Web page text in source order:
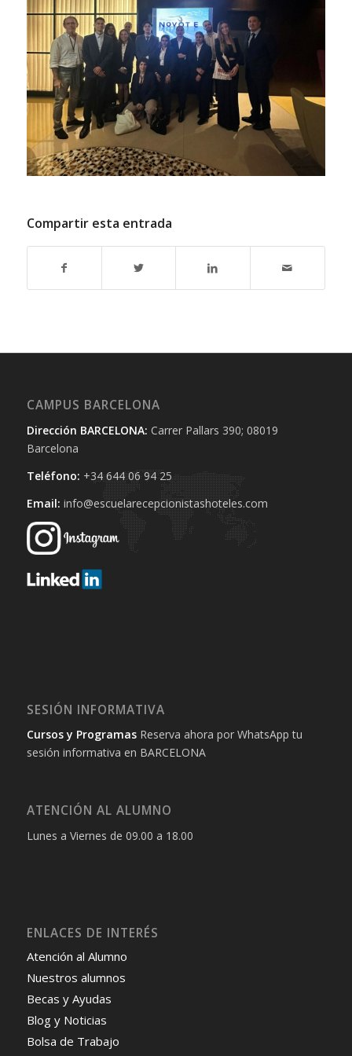
Compartir esta entrada
CAMPUS BARCELONA
Dirección BARCELONA: Carrer Pallars 390; 08019
Barcelona
Teléfono: +34 644 06 94 25‬
Email: info@escuelarecepcionistashoteles.com
SESIÓN INFORMATIVA
Cursos y ProgramasReserva ahora por WhatsApp tu
sesión informativa en BARCELONA
ATENCIÓN AL ALUMNO
Lunes a Viernes de 09.00 a 18.00
ENLACES DE INTERÉS
Atención al Alumno
Nuestros alumnos
Becas y Ayudas
Blog y Noticias
Bolsa de Trabajo